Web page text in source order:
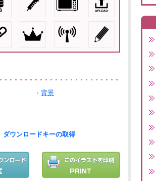
背景
ダウンロードキーの取得